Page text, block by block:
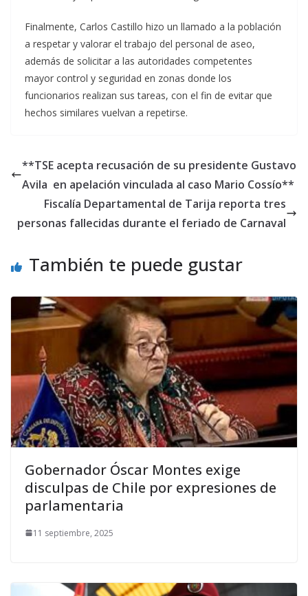
Finalmente, Carlos Castillo hizo un llamado a la población
a respetar y valorar el trabajo del personal de aseo,
además de solicitar a las autoridades competentes
mayor control y seguridad en zonas donde los
funcionarios realizan sus tareas, con el fin de evitar que
hechos similares vuelvan a repetirse.
**TSE acepta recusación de su presidente Gustavo
Avila en apelación vinculada al caso Mario Cossío**
Fiscalía Departamental de Tarija reporta tres
personas fallecidas durante el feriado de Carnaval
También te puede gustar
Gobernador Óscar Montes exige
disculpas de Chile por expresiones de
parlamentaria
11 septiembre, 2025